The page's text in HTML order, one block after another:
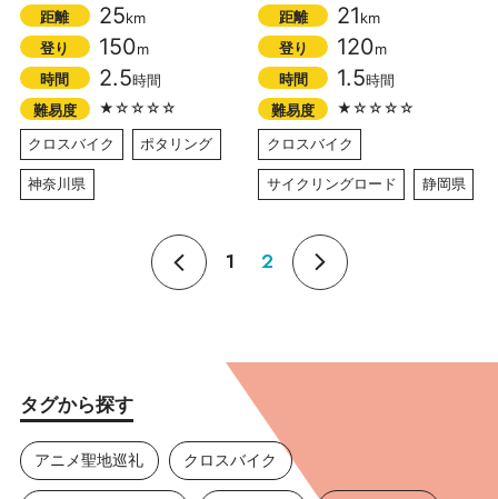
距離 25km
登り
150m
時間
2.5時間
難易度
★☆☆☆☆
クロスバイク
ポタリング
神奈川県
距離 21km
登り
120m
時間
1.5時間
難易度
★☆☆☆☆
クロスバイク
サイクリングロード 静岡県
1 2
タグから探す
アニメ聖地巡礼 クロスバイク